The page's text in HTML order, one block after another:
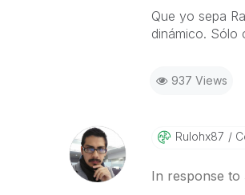
Que yo sepa
dinámico. Sólo
937 Views
Rulohx87
In response to